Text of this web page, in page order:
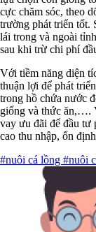
cực chăm sóc, theo
trường phát triển tốt.
lái trong và ngoài
sau khi trừ chi phí
Với tiềm năng diện
thuận lợi để phát
trong hồ chứa nước
giống và thức ăn,….
vay ưu đãi để đầu tư
cao thu nhập, ổn
#nuôi cá lồng #nuôi